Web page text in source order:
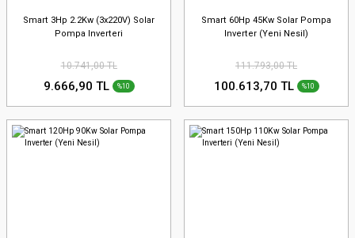
Smart 3Hp 2.2Kw (3x220V) Solar
Pompa Inverteri
10.741,00 TL
9.666,90 TL %10
Smart 60Hp 45Kw Solar Pompa
Inverter (Yeni Nesil)
111.793,00 TL
100.613,70 TL %10